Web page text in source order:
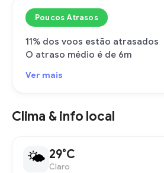
Poucos Atrasos
11% dos voos estão atrasados
O atraso médio é de 6m
Ver mais
Clima & info local
🌤 29°C
Claro